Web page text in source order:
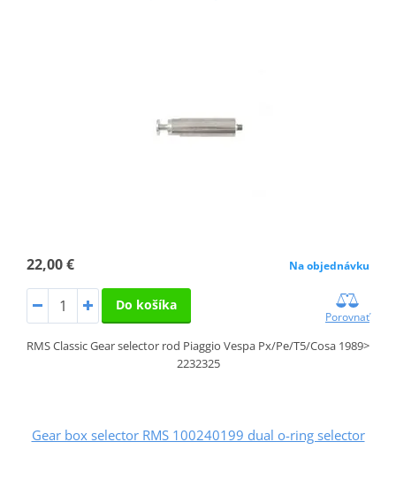
22,00 € Na objednávku
Do košíka
Porovnať
RMS Classic Gear selector rod Piaggio Vespa Px/Pe/T5/Cosa 1989>
2232325
Gear box selector RMS 100240199 dual o-ring selector